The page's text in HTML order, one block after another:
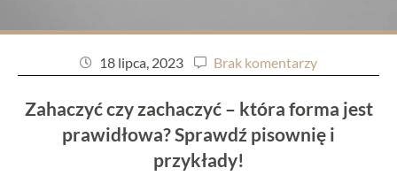
18 lipca, 2023 Brak komentarzy
Zahaczyć czy zachaczyć – która forma jest
prawidłowa? Sprawdź pisownię i
przykłady!